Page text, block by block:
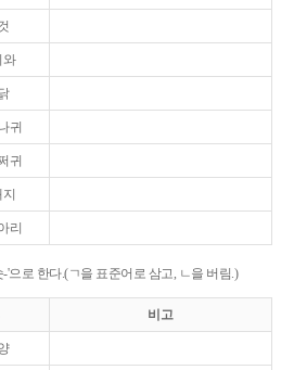
와
귀
귀
리
'으로 한다.(ㄱ을 표준어로 삼고, ㄴ을 버림.)
비고